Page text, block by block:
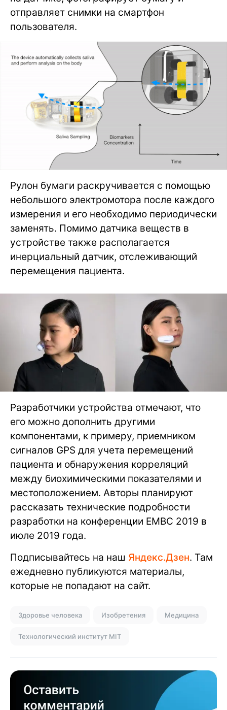
отправляет снимки на смартфон
пользователя.
Рулон бумаги раскручивается с помощью
небольшого электромотора после каждого
измерения и его необходимо периодически
заменять. Помимо датчика веществ в
устройстве также располагается
инерциальный датчик, отслеживающий
перемещения пациента.
Разработчики устройства отмечают, что
его можно дополнить другими
компонентами, к примеру, приемником
сигналов GPS для учета перемещений
пациента и обнаружения корреляций
между биохимическими показателями и
местоположением. Авторы планируют
рассказать технические подробности
разработки на конференции EMBC 2019 в
июле 2019 года.
Подписывайтесь на наш Яндекс.Дзен. Там
ежедневно публикуются материалы,
которые не попадают на сайт.
Здоровье человека Изобретения Медицина
Технологический институт MIT